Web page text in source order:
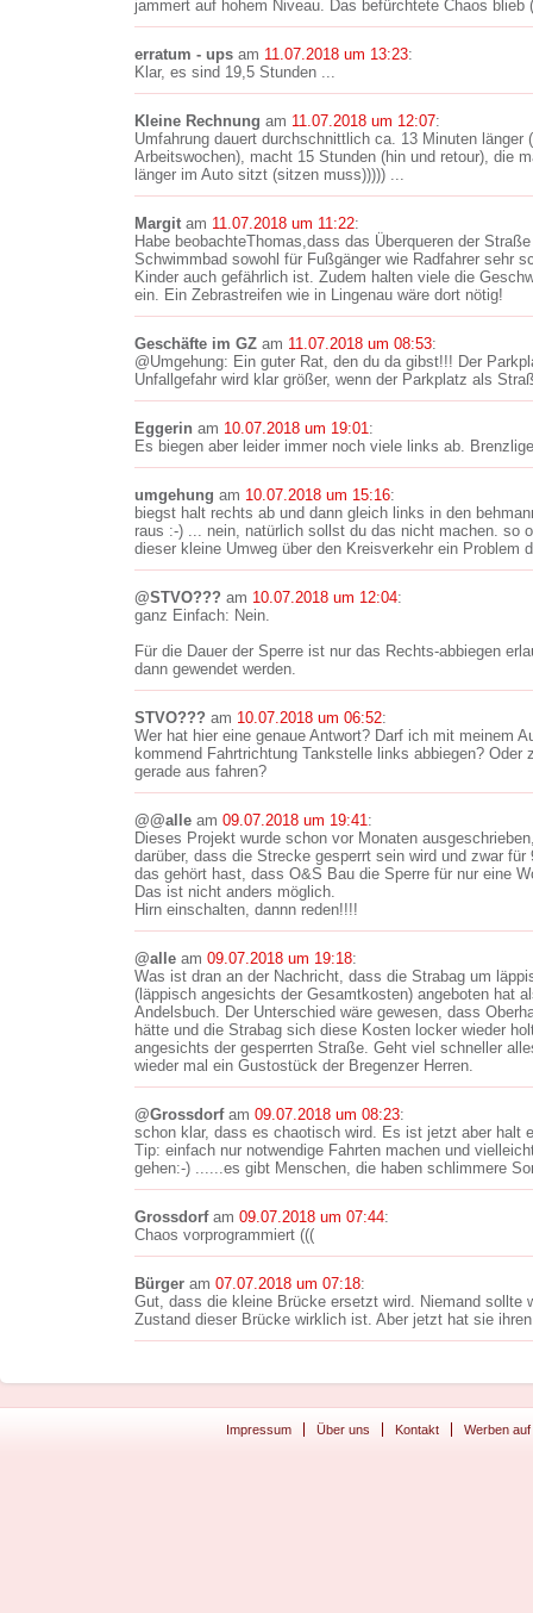
jammert auf hohem Niveau. Das befürchtete Chaos blieb
erratum - ups am 11.07.2018 um 13:23:
Klar, es sind 19,5 Stunden ...
Kleine Rechnung am 11.07.2018 um 12:07:
Umfahrung dauert durchschnittlich ca. 13 Minuten länger
Arbeitswochen), macht 15 Stunden (hin und retour), die
länger im Auto sitzt (sitzen muss))))) ...
Margit am 11.07.2018 um 11:22:
Habe beobachteThomas,dass das Überqueren der
Schwimmbad sowohl für Fußgänger wie Radfahrer sehr
Kinder auch gefährlich ist. Zudem halten viele die
ein. Ein Zebrastreifen wie in Lingenau wäre dort nötig!
Geschäfte im GZ am 11.07.2018 um 08:53:
@Umgehung: Ein guter Rat, den du da gibst!!! Der
Unfallgefahr wird klar größer, wenn der Parkplatz als
Eggerin am 10.07.2018 um 19:01:
Es biegen aber leider immer noch viele links ab.
umgehung am 10.07.2018 um 15:16:
biegst halt rechts ab und dann gleich links in den
raus :-) ... nein, natürlich sollst du das nicht machen. so
dieser kleine Umweg über den Kreisverkehr ein Problem
@STVO??? am 10.07.2018 um 12:04:
ganz Einfach: Nein.
Für die Dauer der Sperre ist nur das Rechts-abbiegen
dann gewendet werden.
STVO??? am 10.07.2018 um 06:52:
Wer hat hier eine genaue Antwort? Darf ich mit meinem
kommend Fahrtrichtung Tankstelle links abbiegen? Oder
gerade aus fahren?
@@alle am 09.07.2018 um 19:41:
Dieses Projekt wurde schon vor Monaten
darüber, dass die Strecke gesperrt sein wird und zwar
das gehört hast, dass O&S Bau die Sperre für nur eine
Das ist nicht anders möglich.
Hirn einschalten, dannn reden!!!!
@alle am 09.07.2018 um 19:18:
Was ist dran an der Nachricht, dass die Strabag um
(läppisch angesichts der Gesamtkosten) angeboten hat
Andelsbuch. Der Unterschied wäre gewesen, dass
hätte und die Strabag sich diese Kosten locker wieder
angesichts der gesperrten Straße. Geht viel schneller
wieder mal ein Gustostück der Bregenzer Herren.
@Grossdorfam 09.07.2018 um 08:23:
schon klar, dass es chaotisch wird. Es ist jetzt aber halt
Tip: einfach nur notwendige Fahrten machen und
gehen:-) ......es gibt Menschen, die haben schlimmere
Grossdorfam 09.07.2018 um 07:44:
Chaos vorprogrammiert (((
Bürger am 07.07.2018 um 07:18:
Gut, dass die kleine Brücke ersetzt wird. Niemand sollte
Zustand dieser Brücke wirklich ist. Aber jetzt hat sie
Impressum Über uns Kontakt Werben